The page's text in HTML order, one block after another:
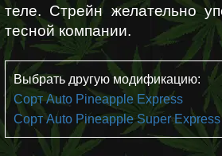
теле. Стрейн желательно
тесной компании.
Выбрать другую модификацию:
Сорт Auto Pineapple Express
Сорт Auto Pineapple Super